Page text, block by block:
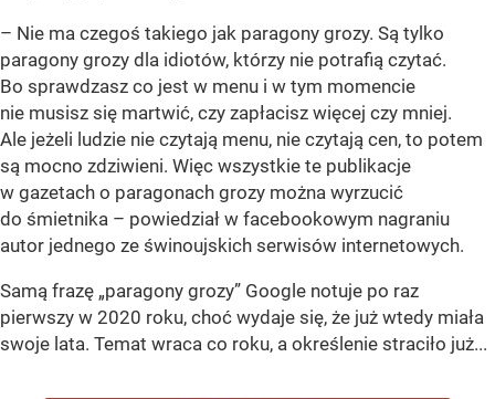
– Nie ma czegoś takiego jak paragony grozy. Są tylko
paragony grozy dla idiotów, którzy nie potrafią czytać.
Bo sprawdzasz co jest w menu i w tym momencie
nie musisz się martwić, czy zapłacisz więcej czy mniej.
Ale jeżeli ludzie nie czytają menu, nie czytają cen, to potem
są mocno zdziwieni. Więc wszystkie te publikacje
w gazetach o paragonach grozy można wyrzucić
do śmietnika – powiedział w facebookowym nagraniu
autor jednego ze świnoujskich serwisów internetowych.
Samą frazę „paragony grozy” Google notuje po raz
pierwszy w 2020 roku, choć wydaje się, że już wtedy miała
swoje lata. Temat wraca co roku, a określenie straciło już...